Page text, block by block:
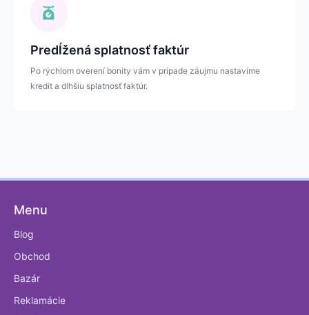
Predĺžená splatnosť faktúr
Po rýchlom overení bonity vám v prípade záujmu nastavíme
kredit a dlhšiu splatnosť faktúr.
Menu
Blog
Obchod
Bazár
Reklamácie